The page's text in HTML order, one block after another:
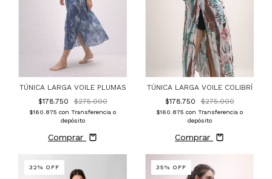
TÚNICA LARGA VOILE PLUMAS
$178.750
$275.000
$160.875 con Transferencia o
depósito
Comprar
TÚNICA LARGA VOILE COLIBRÍ
$178.750
$275.000
$160.875 con Transferencia o
depósito
Comprar
32% OFF 35% OFF